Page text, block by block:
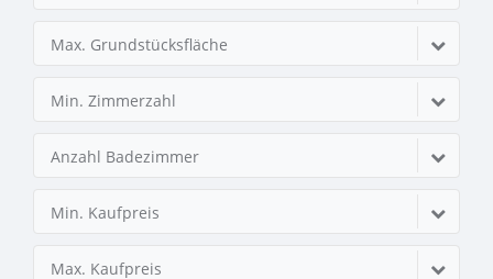
Max. Grundstücksfläche
Min. Zimmerzahl
Anzahl Badezimmer
Min. Kaufpreis
Max. Kaufpreis